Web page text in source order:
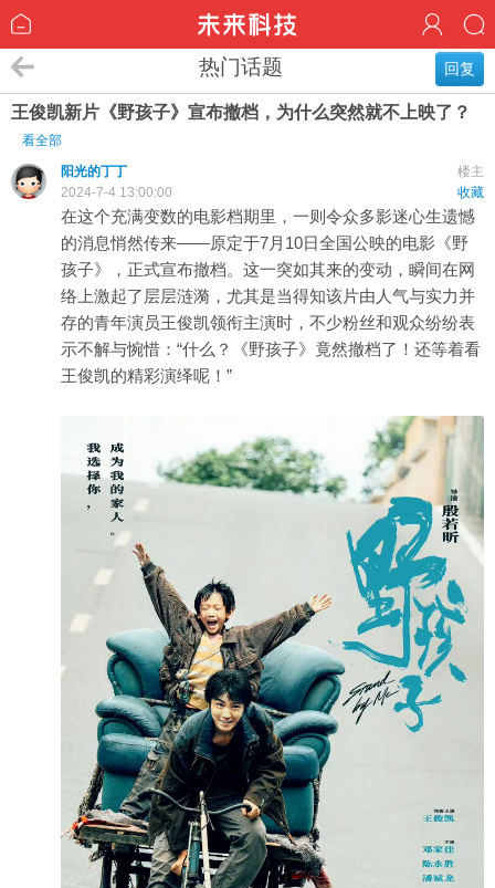
回复
热门话题
王俊凯新片《野孩子》宣布撤档，为什么突然就不上映了？
看全部
楼主
阳光的丁丁
收藏
2024-7-4 13:00:00
在这个充满变数的电影档期里，一则令众多影迷心生遗憾
的消息悄然传来——原定于7月10日全国公映的电影《野
孩子》，正式宣布撤档。这一突如其来的变动，瞬间在网
络上激起了层层涟漪，尤其是当得知该片由人气与实力并
存的青年演员王俊凯领衔主演时，不少粉丝和观众纷纷表
示不解与惋惜：“什么？《野孩子》竟然撤档了！还等着看
王俊凯的精彩演绎呢！”